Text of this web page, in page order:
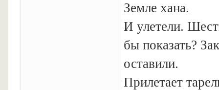
Земле хана.
И улетели.
бы показать?
оставили.
Прилетает